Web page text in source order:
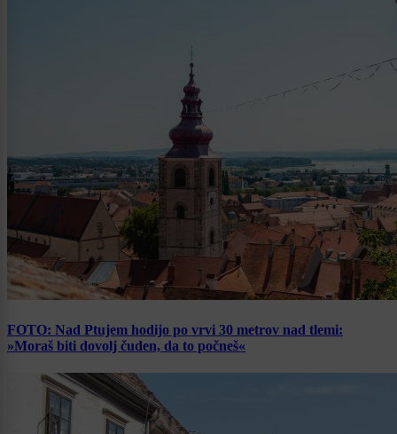
FOTO: Nad Ptujem hodijo po vrvi 30 metrov nad tlemi:
»Moraš biti dovolj čuden, da to počneš«